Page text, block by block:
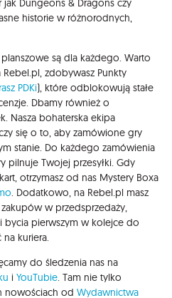
Dungeons & Dragons czy
historie w różnorodnych,
są dla każdego. Warto
zdobywasz Punkty
PDKi), które odblokowują stałe
Dbamy również o
Nasza bohaterska ekipa
się o to, aby zamówione gry
stanie. Do każdego zamówienia
pilnuje Twojej przesyłki. Gdy
otrzymasz od nas Mystery Boxa
. Dodatkowo, na Rebel.pl masz
w przedsprzedaży,
pierwszym w kolejce do
na kuriera.
do śledzenia nas na
i YouTubie. Tam nie tylko
nowościach od Wydawnictwa